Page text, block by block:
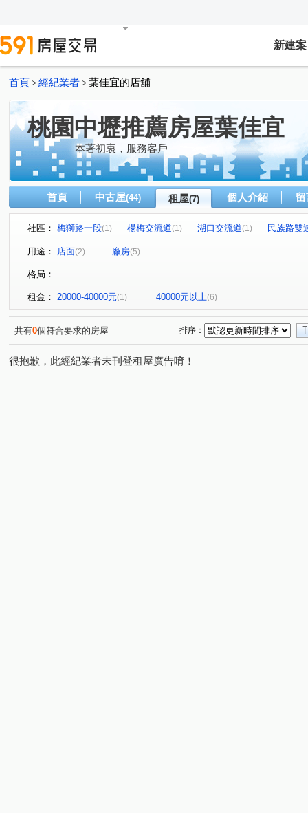
新建案
首頁 > 經紀業者 > 葉佳宜的店舖
桃園中壢推薦房屋葉佳宜
本著初衷，服務客戶
首頁 中古屋(44) 租屋(7) 個人介紹
社區： 梅獅路一段(1) 楊梅交流道(1) 湖口交流道(1)
民族路雙
中華路二段
用途： 店面(2) 廠房(5)
格局：
租金： 20000-40000元(1) 40000元以上(6)
共有0個符合要求的房屋 排序：
很抱歉，此經紀業者未刊登租屋廣告唷！